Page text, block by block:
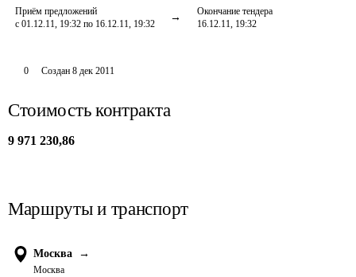
Приём предложений
с 01.12.11, 19:32 по 16.12.11, 19:32
Окончание тендера
16.12.11, 19:32
0 Создан 8 дек 2011
Стоимость контракта
9 971 230,86
Маршруты и транспорт
Москва →
Москва